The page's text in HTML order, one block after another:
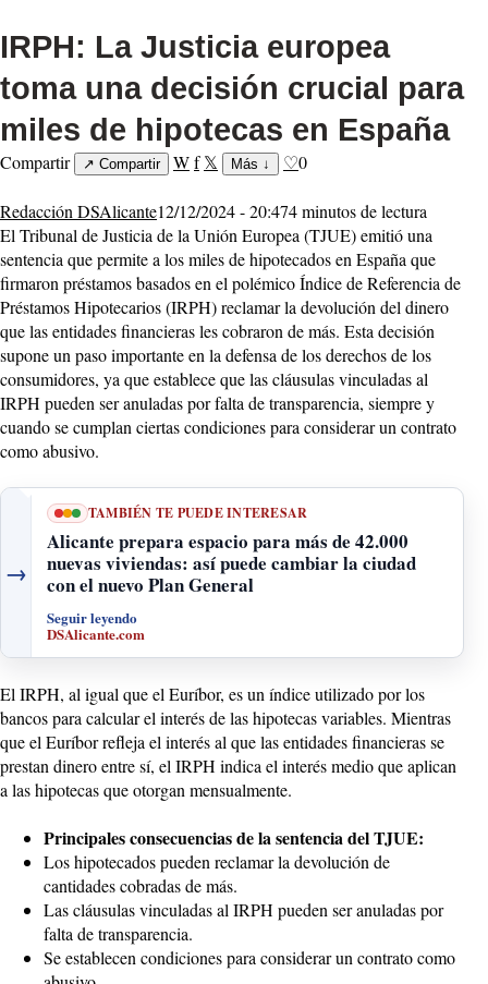
IRPH: La Justicia europea
toma una decisión crucial para
miles de hipotecas en España
Compartir ↗ Compartir Wf 𝕏 Más ↓ ♡0
Redacción DSAlicante12/12/2024 - 20:474 minutos de lectura
El Tribunal de Justicia de la Unión Europea (TJUE) emitió una
sentencia que permite a los miles de hipotecados en España que
firmaron préstamos basados en el polémico Índice de Referencia de
Préstamos Hipotecarios (IRPH) reclamar la devolución del dinero
que las entidades financieras les cobraron de más. Esta decisión
supone un paso importante en la defensa de los derechos de los
consumidores, ya que establece que las cláusulas vinculadas al
IRPH pueden ser anuladas por falta de transparencia, siempre y
cuando se cumplan ciertas condiciones para considerar un contrato
como abusivo.
→
TAMBIÉN TE PUEDE INTERESAR
Alicante prepara espacio para más de 42.000
nuevas viviendas: así puede cambiar la ciudad
con el nuevo Plan General
Seguir leyendo
DSAlicante.com
El IRPH, al igual que el Euríbor, es un índice utilizado por los
bancos para calcular el interés de las hipotecas variables. Mientras
que el Euríbor refleja el interés al que las entidades financieras se
prestan dinero entre sí, el IRPH indica el interés medio que aplican
a las hipotecas que otorgan mensualmente.
Principales consecuencias de la sentencia del TJUE:
Los hipotecados pueden reclamar la devolución de
cantidades cobradas de más.
Las cláusulas vinculadas al IRPH pueden ser anuladas por
falta de transparencia.
Se establecen condiciones para considerar un contrato como